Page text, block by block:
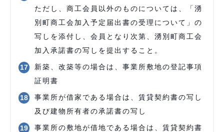
ただし、商工会員以外のものについては、「湧
別町商工会加入予定届出書の受理について」の
写しを添付し、会員となり次第、湧別町商工会
加入承諾書の写しを提出すること。
新築、改築等の場合は、事業所敷地の登記事項
証明書
事業所が借家である場合は、賃貸契約書の写し
及び建物所有者の承諾書の写し
事業所の敷地が借地である場合は、賃貸契約書